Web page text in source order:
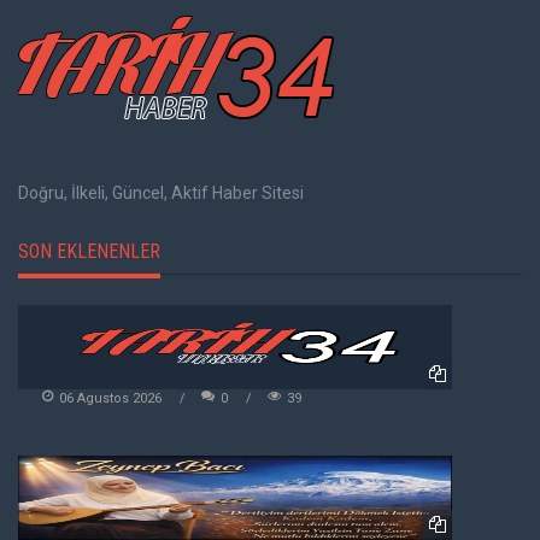
Doğru, İlkeli, Güncel, Aktif Haber Sitesi
SON EKLENENLER
06 Agustos 2026 0 39